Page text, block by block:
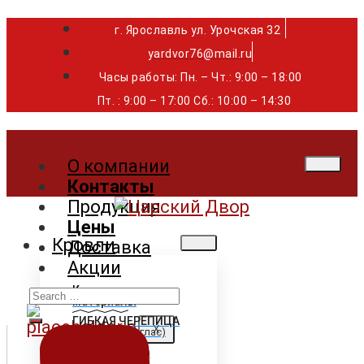
г. Ярославль ул. Урочская 32 ⁣⁣⁣⁣
yardvor76@mail.ru
Часы работы: Пн. – Чт.: 9:00 – 18:00
Пт. : 9:00 – 17:00 Сб.: 10:00 – 14:30
О компании
Контакты
Продукция
Цены
Доставка
Акции
X
Кровли
Кровельные
материалы
ГИБКАЯ ЧЕРЕПИЦА
Shinglas (Шинглас)
Tegola (Тегола)
Search
for: